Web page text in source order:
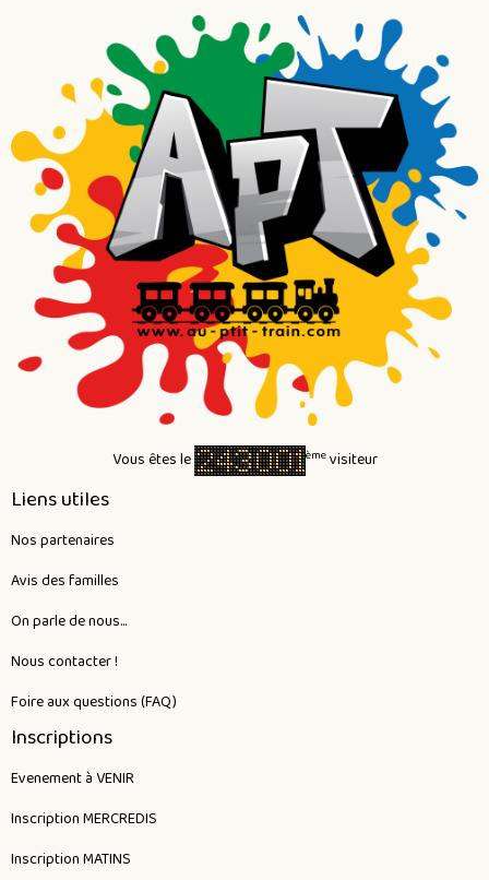
Vous êtes le èmevisiteur
Liens utiles
Nos partenaires
Avis des familles
On parle de nous...
Nous contacter !
Foire aux questions (FAQ)
Inscriptions
Evenement à VENIR
Inscription MERCREDIS
Inscription MATINS